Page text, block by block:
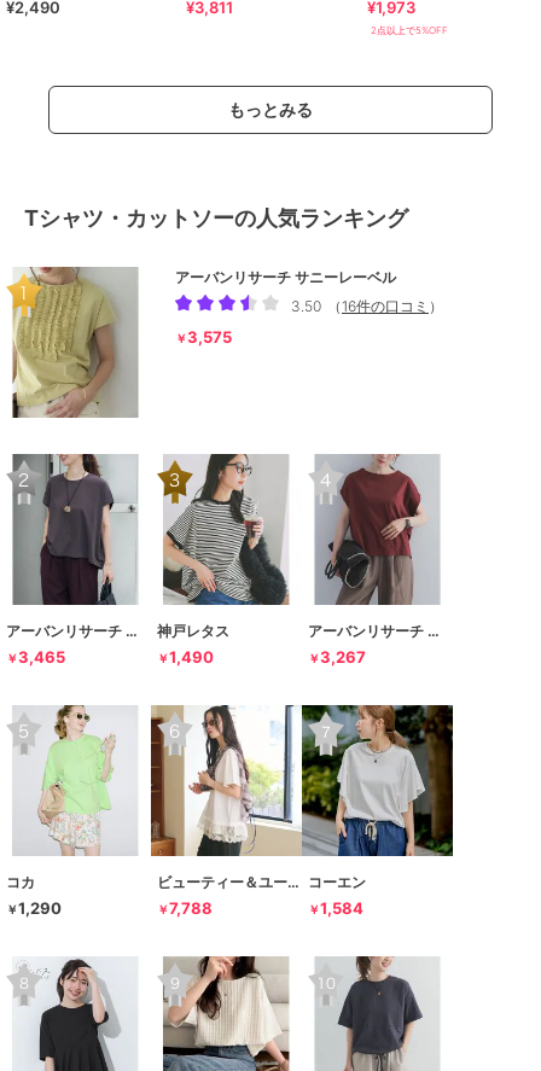
¥2,490 オーバー
¥3,811 ¥1,973
2点以上で5%OFF
もっとみる
Tシャツ・カットソーの人気ランキング
アーバンリサーチ サニーレーベル
3.50
（ 16件の口コミ ）
￥3,575
アーバンリサーチ ドアーズ
￥3,465
神戸レタス
￥1,490
アーバンリサーチ ドアーズ
￥3,267
コカ
￥1,290
ビューティー＆ユース ユナイテッドアローズ
￥7,788
コーエン
￥1,584